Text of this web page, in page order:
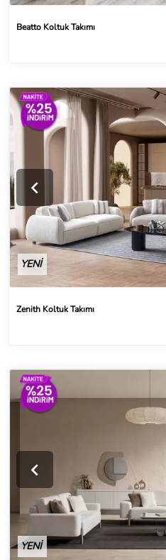
Beatto Koltuk Takımı
YENİ
Zenith Koltuk Takımı
YENİ